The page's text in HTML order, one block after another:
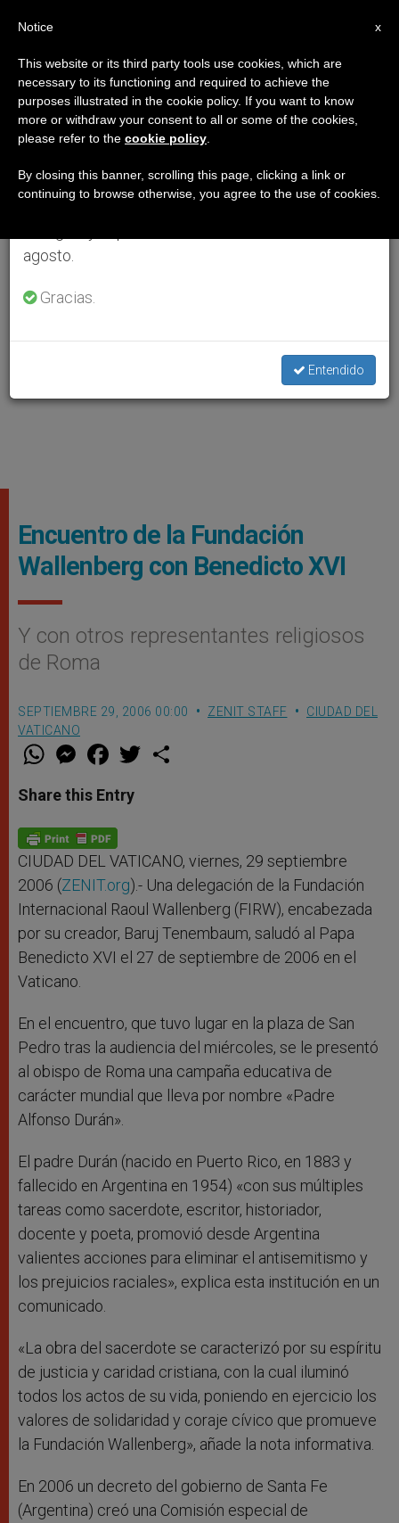
Encuentro de la Fundación
Wallenberg con Benedicto XVI
Y con otros representantes religiosos
de Roma
SEPTIEMBRE 29, 2006 00:00 ZENIT STAFF
CIUDAD DEL
VATICANO
W
t
s
p
p
M
e
s
e
g
e
r
F
a
e
b
o
k
w
Share this Entry
CIUDAD DEL VATICANO, viernes, 29 septiembre
2006 (ZENIT.org).- Una delegación de la Fundación
Internacional Raoul Wallenberg (FIRW), encabezada
por su creador, Baruj Tenembaum, saludó al Papa
Benedicto XVI el 27 de septiembre de 2006 en el
Vaticano.
En el encuentro, que tuvo lugar en la plaza de San
Pedro tras la audiencia del miércoles, se le presentó
al obispo de Roma una campaña educativa de
carácter mundial que lleva por nombre «Padre
Alfonso Durán».
El padre Durán (nacido en Puerto Rico, en 1883 y
fallecido en Argentina en 1954) «con sus múltiples
tareas como sacerdote, escritor, historiador,
docente y poeta, promovió desde Argentina
valientes acciones para eliminar el antisemitismo y
los prejuicios raciales», explica esta institución en un
comunicado.
«La obra del sacerdote se caracterizó por su espíritu
de justicia y caridad cristiana, con la cual iluminó
todos los actos de su vida, poniendo en ejercicio los
valores de solidaridad y coraje cívico que promueve
la Fundación Wallenberg», añade la nota informativa.
En 2006 un decreto del gobierno de Santa Fe
(Argentina) creó una Comisión especial de
×
Aviso importante
Del 27 de julio al 7 de agosto haremos la pausa
anual, aprovechando que en el periodo de verano
se generan menos informaciones y también el
agosto.
Gracias.
Entendido
x
Notice
This website or its third party tools use cookies, which are
necessary to its functioning and required to achieve the
purposes illustrated in the cookie policy. If you want to know
more or withdraw your consent to all or some of the cookies,
please refer to the cookie policy
By closing this banner, scrolling this page, clicking a link or
continuing to browse otherwise, you agree to the use of cookies.